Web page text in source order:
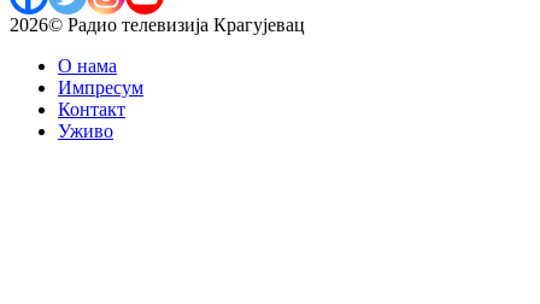
2026© Радио телевизија Крагујевац
О нама
Импресум
Контакт
Уживо